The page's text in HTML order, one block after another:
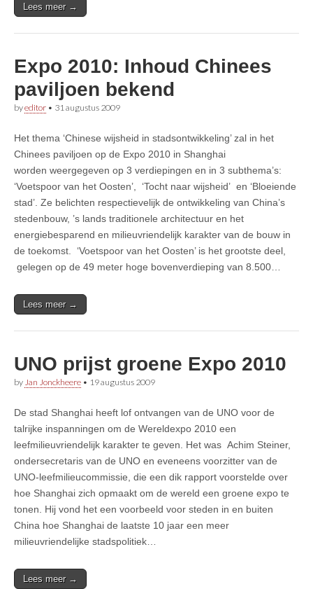
Lees meer →
Expo 2010: Inhoud Chinees
paviljoen bekend
byeditor • 31 augustus 2009
Het thema ‘Chinese wijsheid in stadsontwikkeling’ zal in het
Chinees paviljoen op de Expo 2010 in Shanghai
worden weergegeven op 3 verdiepingen en in 3 subthema’s:
‘Voetspoor van het Oosten’, ‘Tocht naar wijsheid’ en ‘Bloeiende
stad’. Ze belichten respectievelijk de ontwikkeling van China’s
stedenbouw, ’s lands traditionele architectuur en het
energiebesparend en milieuvriendelijk karakter van de bouw in
de toekomst. ‘Voetspoor van het Oosten’ is het grootste deel,
gelegen op de 49 meter hoge bovenverdieping van 8.500…
Lees meer →
UNO prijst groene Expo 2010
by Jan Jonckheere • 19 augustus 2009
De stad Shanghai heeft lof ontvangen van de UNO voor de
talrijke inspanningen om de Wereldexpo 2010 een
leefmilieuvriendelijk karakter te geven. Het was Achim Steiner,
ondersecretaris van de UNO en eveneens voorzitter van de
UNO-leefmilieucommissie, die een dik rapport voorstelde over
hoe Shanghai zich opmaakt om de wereld een groene expo te
tonen. Hij vond het een voorbeeld voor steden in en buiten
China hoe Shanghai de laatste 10 jaar een meer
milieuvriendelijke stadspolitiek…
Lees meer →